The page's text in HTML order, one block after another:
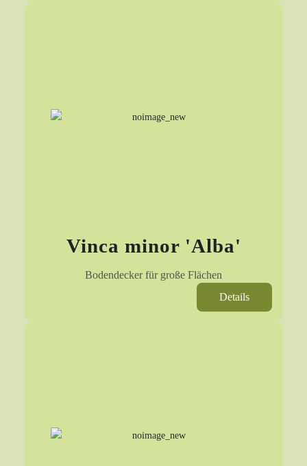
Vinca minor 'Alba'
Bodendecker für große Flächen
Details